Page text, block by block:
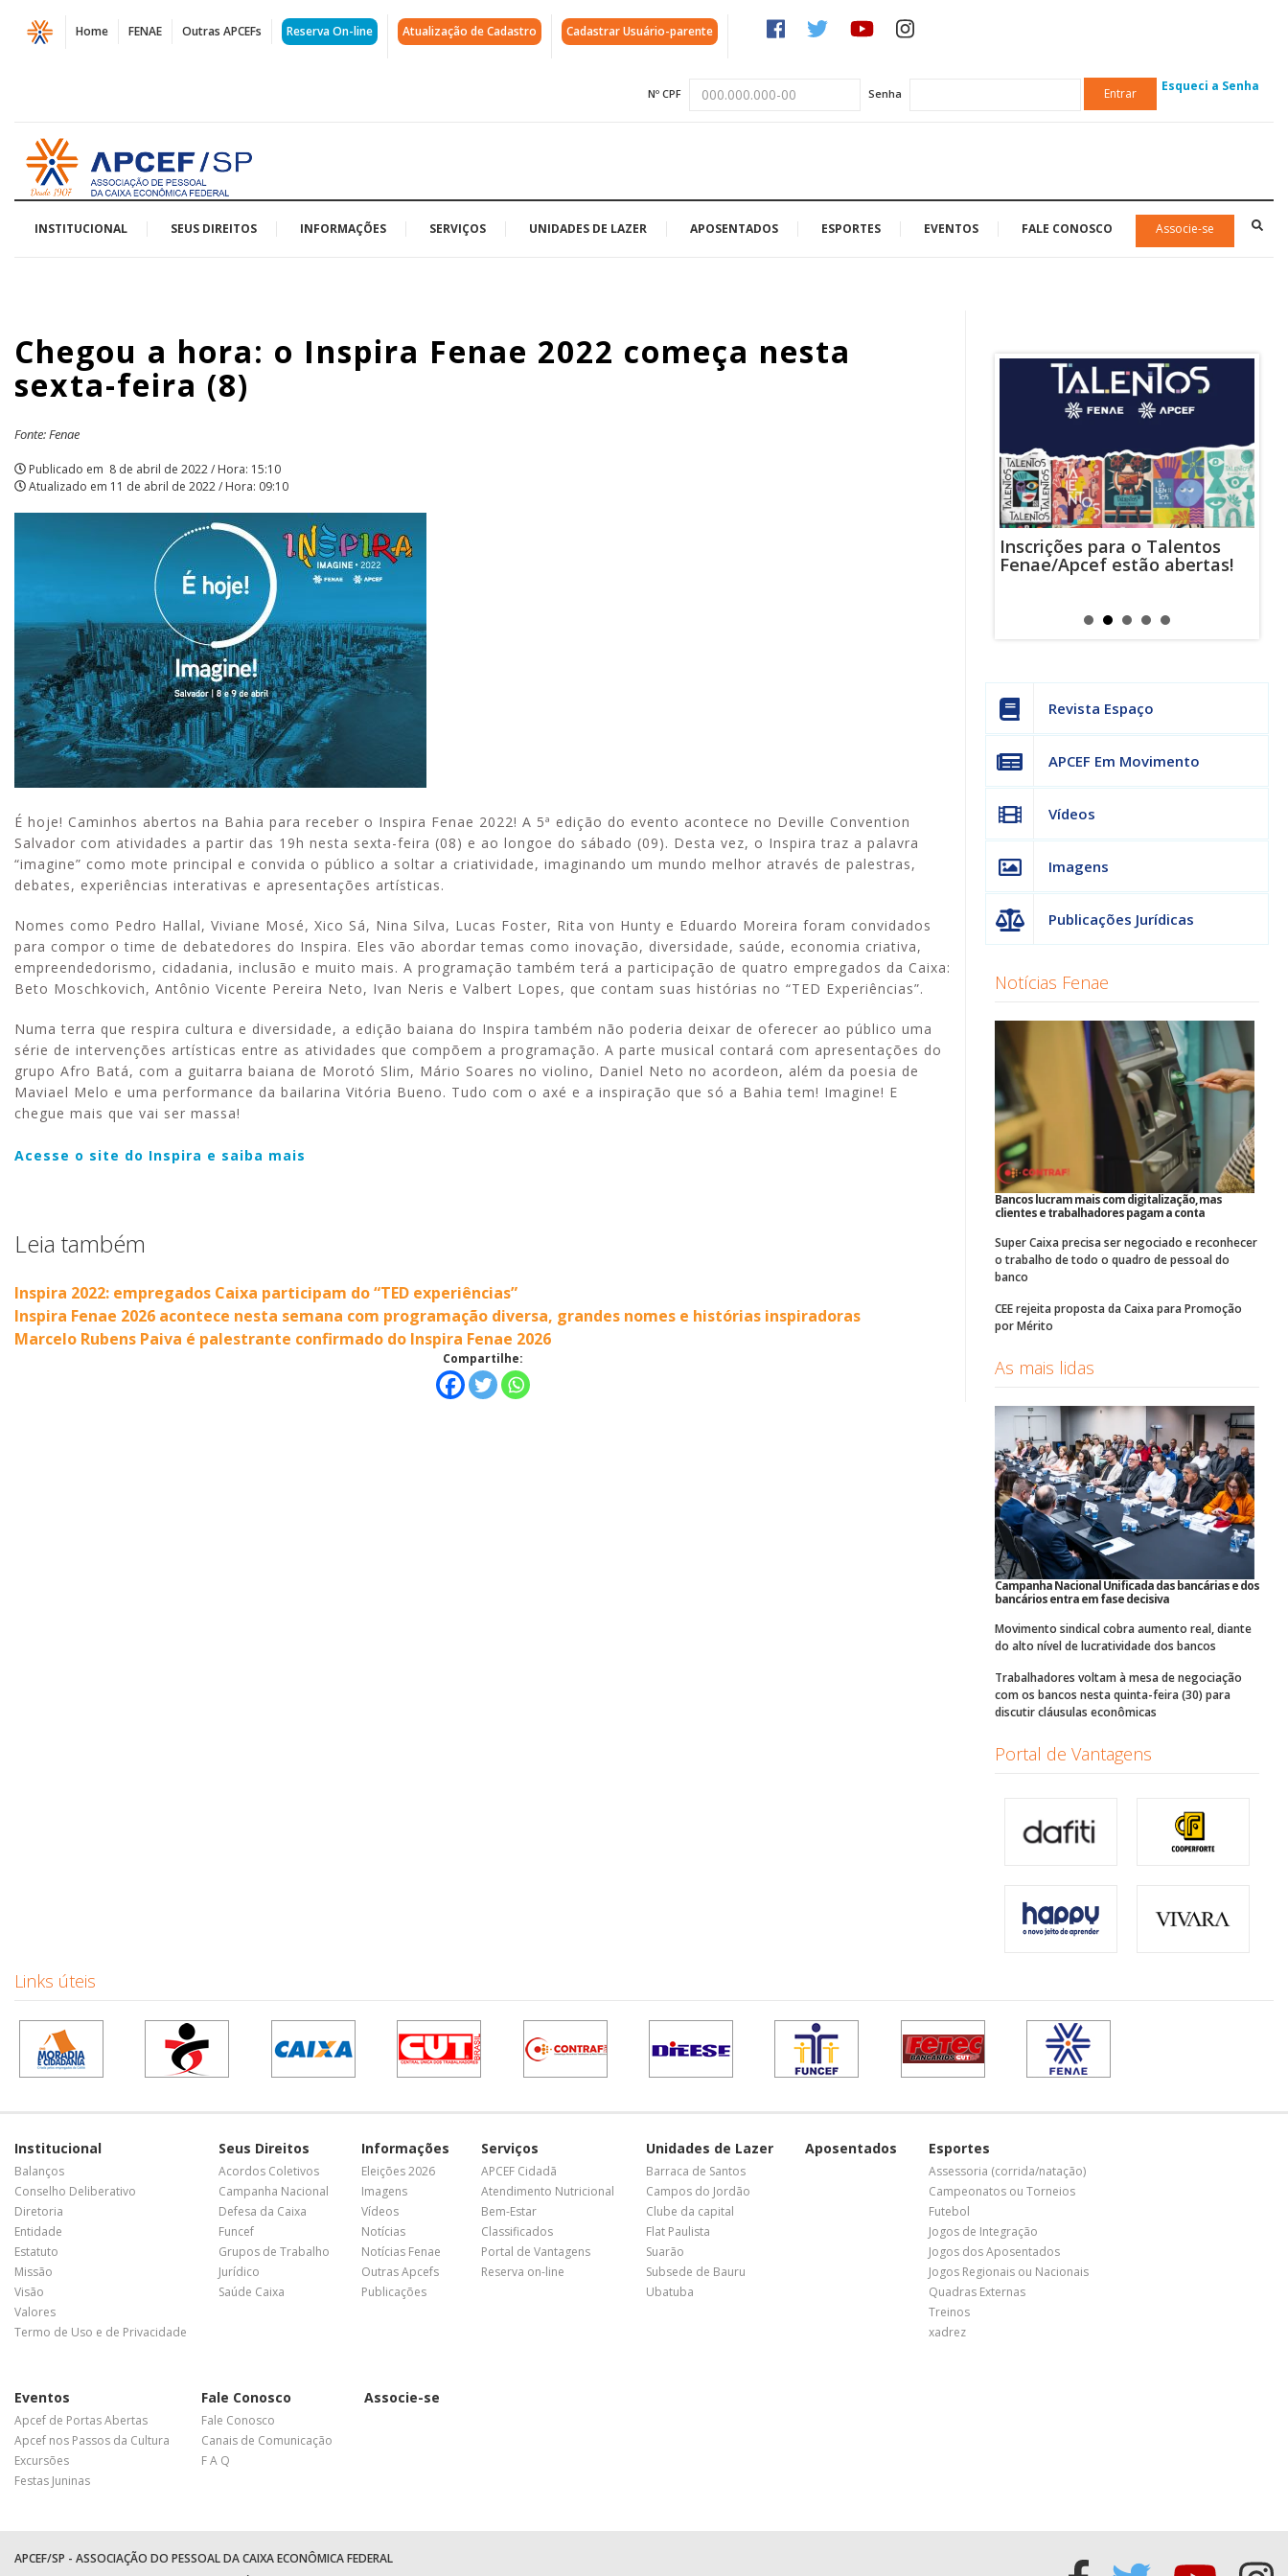
Página
Chegou
hora:
Inspira
Fenae
nesta
sexta-
feira
(8)
|
APCEF/SP
Home FENAE Outras APCEFs Reserva On-line Atualização de Cadastro Cadastrar Usuário-parente
Nº CPF Senha Entrar Esqueci a Senha
Acessar
página
inicial
INSTITUCIONAL SEUS DIREITOS INFORMAÇÕES SERVIÇOS UNIDADES DE LAZER APOSENTADOS ESPORTES EVENTOS FALE CONOSCO Associe-se
Chegou a hora: o Inspira Fenae 2022 começa nesta
sexta-feira (8)
Fonte: Fenae
Publicado em 8 de abril de 2022 / Hora: 15:10
Atualizado em 11 de abril de 2022 / Hora: 09:10
É hoje! Caminhos abertos na Bahia para receber o Inspira Fenae 2022! A 5ª edição do evento acontece no Deville Convention
Salvador com atividades a partir das 19h nesta sexta-feira (08) e ao longoe do sábado (09). Desta vez, o Inspira traz a palavra
“imagine” como mote principal e convida o público a soltar a criatividade, imaginando um mundo melhor através de palestras,
debates, experiências interativas e apresentações artísticas.
Nomes como Pedro Hallal, Viviane Mosé, Xico Sá, Nina Silva, Lucas Foster, Rita von Hunty e Eduardo Moreira foram convidados
para compor o time de debatedores do Inspira. Eles vão abordar temas como inovação, diversidade, saúde, economia criativa,
empreendedorismo, cidadania, inclusão e muito mais. A programação também terá a participação de quatro empregados da Caixa:
Beto Moschkovich, Antônio Vicente Pereira Neto, Ivan Neris e Valbert Lopes, que contam suas histórias no “TED Experiências”.
Numa terra que respira cultura e diversidade, a edição baiana do Inspira também não poderia deixar de oferecer ao público uma
série de intervenções artísticas entre as atividades que compõem a programação. A parte musical contará com apresentações do
grupo Afro Batá, com a guitarra baiana de Morotó Slim, Mário Soares no violino, Daniel Neto no acordeon, além da poesia de
Maviael Melo e uma performance da bailarina Vitória Bueno. Tudo com o axé e a inspiração que só a Bahia tem! Imagine! E
chegue mais que vai ser massa!
Acesse o site do Inspira e saiba mais
Leia também
Inspira 2022: empregados Caixa participam do “TED experiências”
Inspira Fenae 2026 acontece nesta semana com programação diversa, grandes nomes e histórias inspiradoras
Marcelo Rubens Paiva é palestrante confirmado do Inspira Fenae 2026
Compartilhe:
Inscrições para o Talentos
Fenae/Apcef estão abertas!
Revista Espaço
APCEF Em Movimento
Vídeos
Imagens
Publicações Jurídicas
Notícias Fenae
Bancos lucram mais com digitalização, mas
clientes e trabalhadores pagam a conta
Super Caixa precisa ser negociado e reconhecer
o trabalho de todo o quadro de pessoal do
banco
CEE rejeita proposta da Caixa para Promoção
por Mérito
As mais lidas
Campanha Nacional Unificada das bancárias e dos
bancários entra em fase decisiva
Movimento sindical cobra aumento real, diante
do alto nível de lucratividade dos bancos
Trabalhadores voltam à mesa de negociação
com os bancos nesta quinta-feira (30) para
discutir cláusulas econômicas
Portal de Vantagens
Links úteis
Institucional
Balanços
Conselho Deliberativo
Diretoria
Entidade
Estatuto
Missão
Visão
Valores
Termo de Uso e de Privacidade
Seus Direitos
Acordos Coletivos
Campanha Nacional
Defesa da Caixa
Funcef
Grupos de Trabalho
Jurídico
Saúde Caixa
Informações
Eleições 2026
Imagens
Vídeos
Notícias
Notícias Fenae
Outras Apcefs
Publicações
Serviços
APCEF Cidadã
Atendimento Nutricional
Bem-Estar
Classificados
Portal de Vantagens
Reserva on-line
Unidades de Lazer
Barraca de Santos
Campos do Jordão
Clube da capital
Flat Paulista
Suarão
Subsede de Bauru
Ubatuba
Aposentados Esportes
Assessoria (corrida/natação)
Campeonatos ou Torneios
Futebol
Jogos de Integração
Jogos dos Aposentados
Jogos Regionais ou Nacionais
Quadras Externas
Treinos
xadrez
Eventos
Apcef de Portas Abertas
Apcef nos Passos da Cultura
Excursões
Festas Juninas
Fale Conosco
Fale Conosco
Canais de Comunicação
F A Q
Associe-se
APCEF/SP - ASSOCIAÇÃO DO PESSOAL DA CAIXA ECONÔMICA FEDERAL